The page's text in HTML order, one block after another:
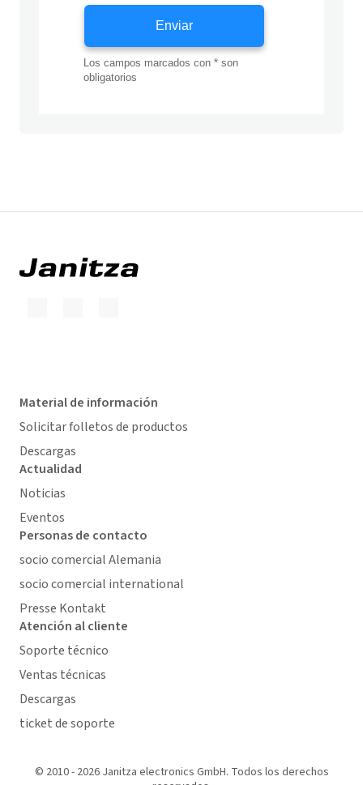
Material de información
Solicitar folletos de productos
Descargas
Actualidad
Noticias
Eventos
Personas de contacto
socio comercial Alemania
socio comercial international
Presse Kontakt
Atención al cliente
Soporte técnico
Ventas técnicas
Descargas
ticket de soporte
© 2010 - 2026 Janitza electronics GmbH. Todos los derechos